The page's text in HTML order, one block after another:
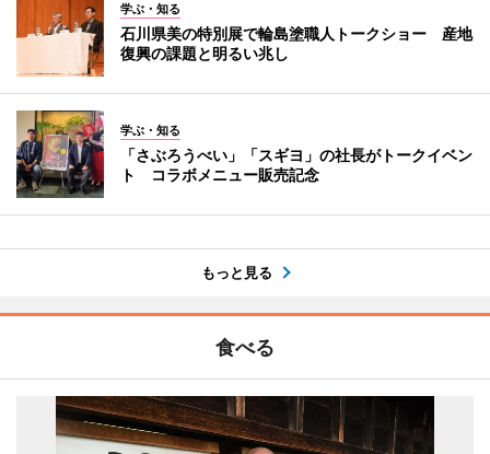
学ぶ・知る
石川県美の特別展で輪島塗職人トークショー 産地
復興の課題と明るい兆し
学ぶ・知る
「さぶろうべい」「スギヨ」の社長がトークイベン
ト コラボメニュー販売記念
もっと見る
食べる